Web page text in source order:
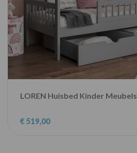
LOREN Huisbed Kinder Meubels
€ 519,00